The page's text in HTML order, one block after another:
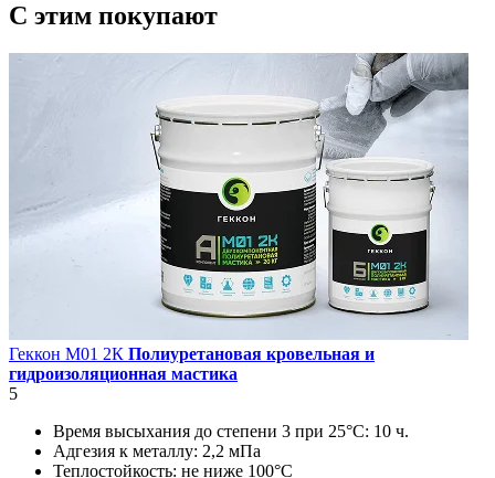
C этим покупают
Геккон М01 2К Полиуретановая кровельная и
гидроизоляционная мастика
5
Время высыхания до степени 3 при 25°С: 10 ч.
Адгезия к металлу: 2,2 мПа
Теплостойкость: не ниже 100°С